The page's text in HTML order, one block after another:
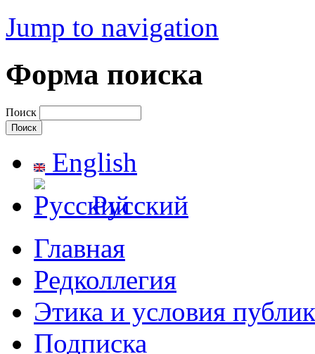
Jump to navigation
Форма поиска
Поиск
English
Русский
Главная
Редколлегия
Этика и условия
Подписка